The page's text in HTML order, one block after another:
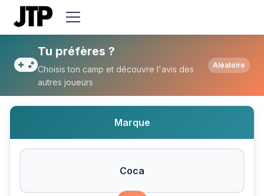
Tu préfères Coca ou Ice Tea ?
Tu préfères ?
Choisis ton camp et découvre l'avis des
autres joueurs
Aléatoire
Marque
Coca